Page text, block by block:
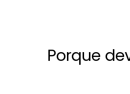
Porque